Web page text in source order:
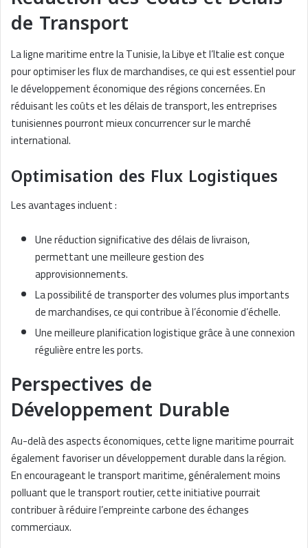
de Transport
La ligne maritime entre la Tunisie, la Libye et l’Italie est conçue
pour optimiser les flux de marchandises, ce qui est essentiel pour
le développement économique des régions concernées. En
réduisant les coûts et les délais de transport, les entreprises
tunisiennes pourront mieux concurrencer sur le marché
international.
Optimisation des Flux Logistiques
Les avantages incluent :
Une réduction significative des délais de livraison,
permettant une meilleure gestion des
approvisionnements.
La possibilité de transporter des volumes plus importants
de marchandises, ce qui contribue à l’économie d’échelle.
Une meilleure planification logistique grâce à une connexion
régulière entre les ports.
Perspectives de
Développement Durable
Au-delà des aspects économiques, cette ligne maritime pourrait
également favoriser un développement durable dans la région.
En encourageant le transport maritime, généralement moins
polluant que le transport routier, cette initiative pourrait
contribuer à réduire l’empreinte carbone des échanges
commerciaux.